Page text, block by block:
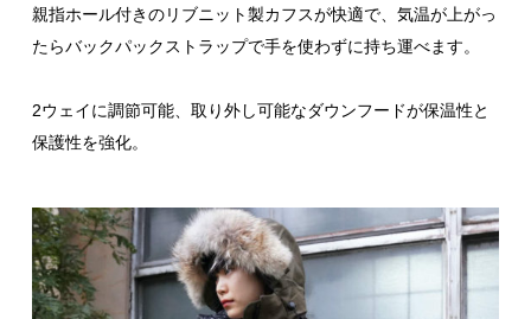
親指ホール付きのリブニット製カフスが快適で、気温が上がっ
たらバックパックストラップで手を使わずに持ち運べます。
2ウェイに調節可能、取り外し可能なダウンフードが保温性と
保護性を強化。